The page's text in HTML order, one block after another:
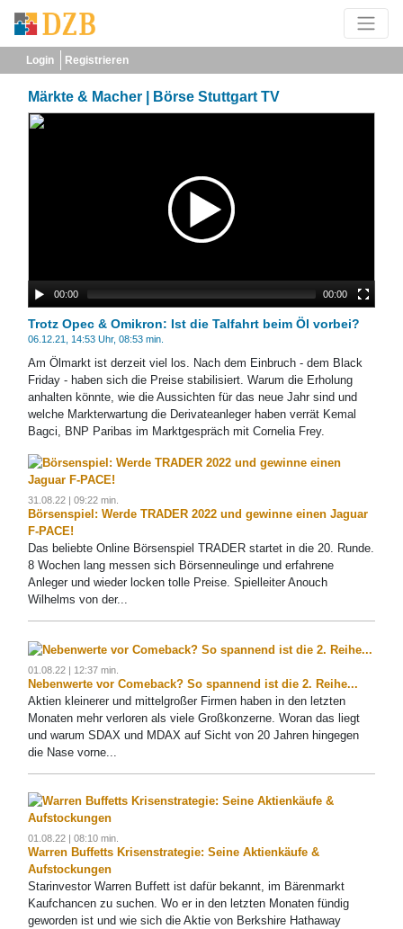
Login Registrieren
Märkte & Macher | Börse Stuttgart TV
00:00 00:00
Trotz Opec & Omikron: Ist die Talfahrt beim Öl vorbei?
06.12.21, 14:53 Uhr, 08:53 min.
Am Ölmarkt ist derzeit viel los. Nach dem Einbruch - dem Black
Friday - haben sich die Preise stabilisiert. Warum die Erholung
anhalten könnte, wie die Aussichten für das neue Jahr sind und
welche Markterwartung die Derivateanleger haben verrät Kemal
Bagci, BNP Paribas im Marktgespräch mit Cornelia Frey.
31.08.22 | 09:22 min.
Börsenspiel: Werde TRADER 2022 und gewinne einen Jaguar
F-PACE!
Das beliebte Online Börsenspiel TRADER startet in die 20. Runde.
8 Wochen lang messen sich Börsenneulinge und erfahrene
Anleger und wieder locken tolle Preise. Spielleiter Anouch
Wilhelms von der...
01.08.22 | 12:37 min.
Nebenwerte vor Comeback? So spannend ist die 2. Reihe...
Aktien kleinerer und mittelgroßer Firmen haben in den letzten
Monaten mehr verloren als viele Großkonzerne. Woran das liegt
und warum SDAX und MDAX auf Sicht von 20 Jahren hingegen
die Nase vorne...
01.08.22 | 08:10 min.
Warren Buffetts Krisenstrategie: Seine Aktienkäufe &
Aufstockungen
Starinvestor Warren Buffett ist dafür bekannt, im Bärenmarkt
Kaufchancen zu suchen. Wo er in den letzten Monaten fündig
geworden ist und wie sich die Aktie von Berkshire Hathaway